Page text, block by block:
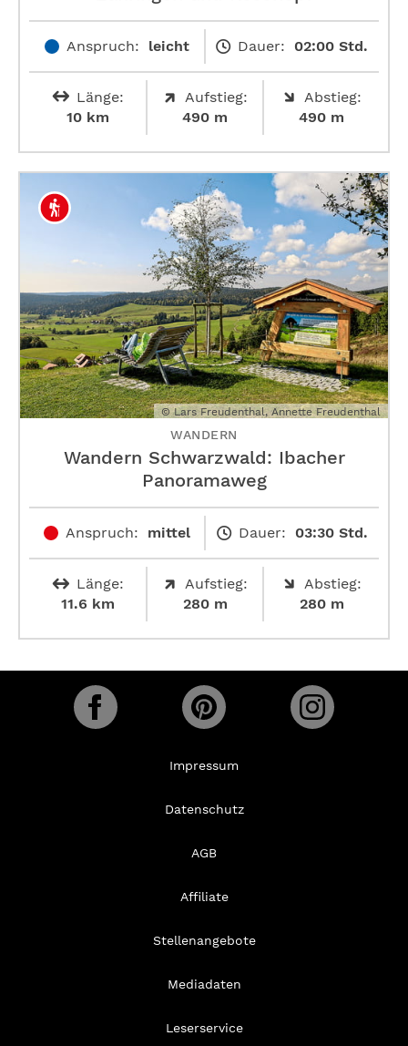
Anspruch: leicht Dauer: 02:00 Std.
Länge:
10 km
Aufstieg:
490 m
Abstieg:
490 m
© Lars Freudenthal, Annette Freudenthal
WANDERN
Wandern Schwarzwald: Ibacher
Panoramaweg
Anspruch: mittel Dauer: 03:30 Std.
Länge:
11.6 km
Aufstieg:
280 m
Abstieg:
280 m
Impressum
Datenschutz
AGB
Affiliate
Stellenangebote
Mediadaten
Leserservice